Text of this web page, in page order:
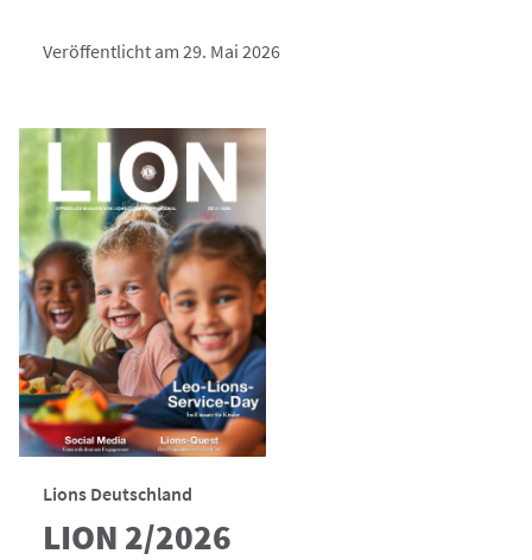
Veröffentlicht am 29. Mai 2026
Lions Deutschland
LION 2/2026